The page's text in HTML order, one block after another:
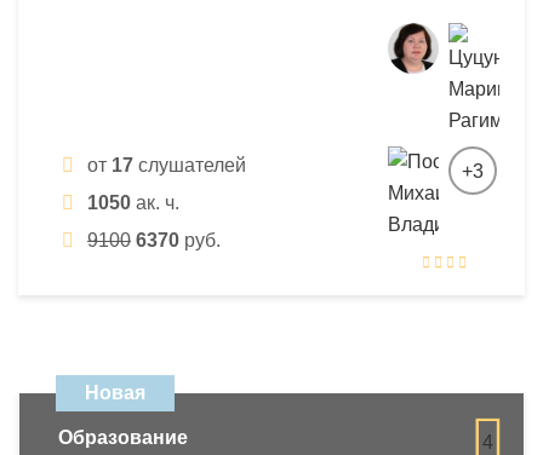
от 17 слушателей
1050 ак. ч.
9100 6370 руб.
+3
Новая
4
Образование